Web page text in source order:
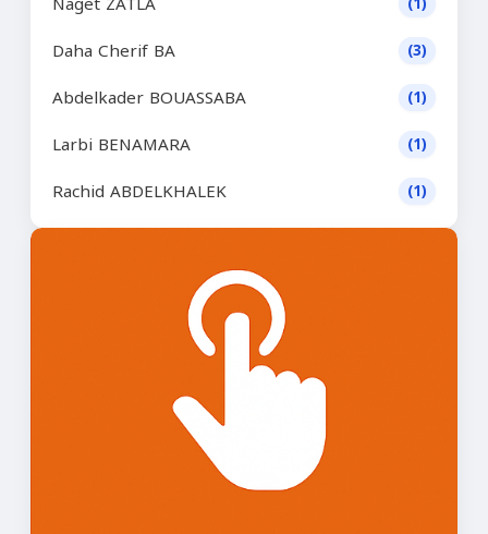
Daha Cherif BA (3)
Abdelkader BOUASSABA (1)
Larbi BENAMARA (1)
Rachid ABDELKHALEK (1)